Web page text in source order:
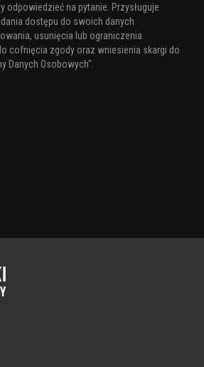
odpowiedzieć na pytanie. Przysługuje
dostępu do swoich danych
usunięcia lub ograniczenia
cofnięcia zgody oraz wniesienia skargi do
Danych Osobowych".